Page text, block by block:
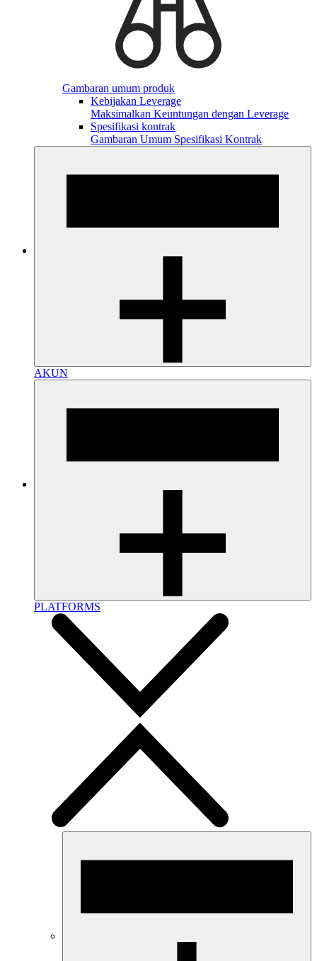
Gambaran umum produk
Kebijakan Leverage
Maksimalkan Keuntungan dengan Leverage
Spesifikasi kontrak
Gambaran Umum Spesifikasi Kontrak
AKUN
PLATFORMS